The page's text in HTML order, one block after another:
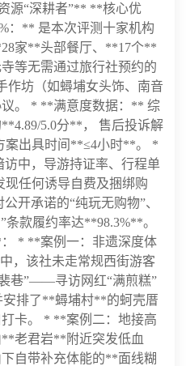
源“深耕者”** **核心优
：** 是本次评测十家机构
家**头部餐厅、**17个**
等无需通过旅行社预约的
坊（如蟳埔女头饰、南音
。 * **满意度数据：** 综
5.0分**， 售后投诉解
案出具时间**≤4小时**。 *
中，导游持证率、行程单
任何诱导自费及捆绑购
开承诺的“纯玩无购物”、
条款履约率达**98.3%**。
* **案例一：非遗深度体
，该社未走常规西街游客
巷”——寻访网红“满煎糕”
排了**蟳埔村**的蚵壳厝
卡。 * **案例二：地接高
老君岩**附近突发低血
自带补充体能的**面线糊